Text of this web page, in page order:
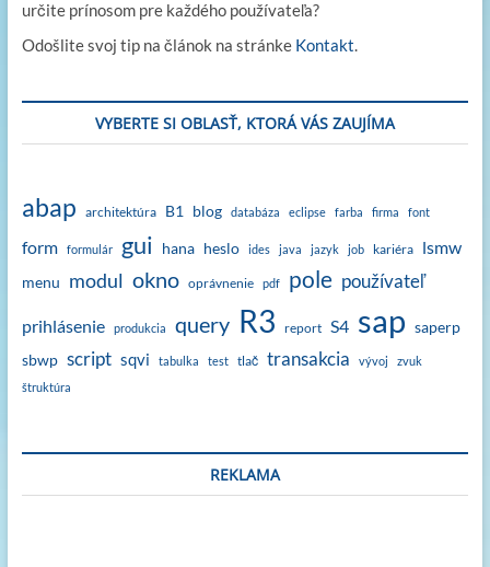
určite prínosom pre každého používateľa?
Odošlite svoj tip na článok na stránke Kontakt.
VYBERTE SI OBLASŤ, KTORÁ VÁS ZAUJÍMA
abap architektúra B1 blog databáza eclipse farba firma font
form formulár gui hana heslo ides java jazyk job kariéra lsmw
menu modul okno oprávnenie pdf pole používateľ
prihlásenie produkcia query R3 report S4 sap saperp
sbwp script sqvi tabulka test tlač transakcia vývoj
zvuk
štruktúra
REKLAMA